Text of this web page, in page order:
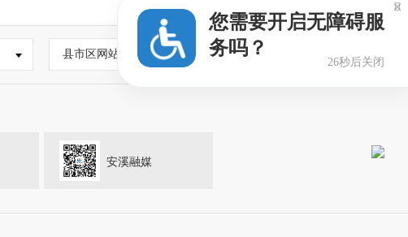
县市区网站
安溪融媒
您需要开启无障碍服
务吗？
25秒后关闭
